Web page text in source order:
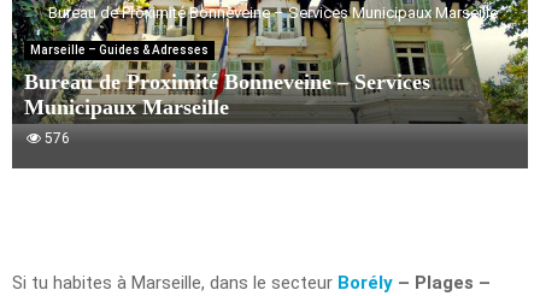
Bureau de Proximité Bonneveine – Services Municipaux Marseille
Marseille – Guides & Adresses
Bureau de Proximité Bonneveine – Services
Municipaux Marseille
576
Si tu habites à Marseille, dans le secteur Borély – Plages –